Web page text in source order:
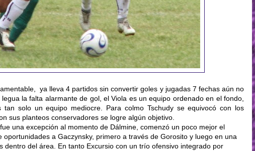
ya lleva 4 partidos sin convertir goles y jugadas 7 fechas aún no
la falta alarmante de gol, el Viola es un equipo ordenado en el fondo,
solo un equipo mediocre. Para colmo Tschudy se equivocó con los
sus planteos conservadores se logre algún objetivo.
una excepción al momento de Dálmine, comenzó un poco mejor el
a Gaczynsky, primero a través de Gorosito y luego en una
dentro del área. En tanto Excursio con un trío ofensivo integrado por